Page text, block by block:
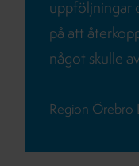
uppföljningar
på att
något skulle
Region Örebro